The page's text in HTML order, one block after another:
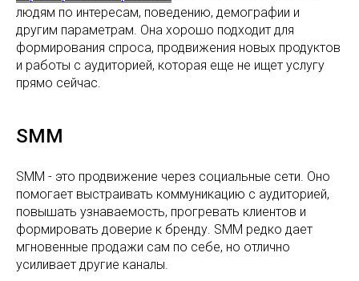
людям по интересам, поведению, демографии и
другим параметрам. Она хорошо подходит для
формирования спроса, продвижения новых продуктов
и работы с аудиторией, которая еще не ищет услугу
прямо сейчас.
SMM
SMM - это продвижение через социальные сети. Оно
помогает выстраивать коммуникацию с аудиторией,
повышать узнаваемость, прогревать клиентов и
формировать доверие к бренду. SMM редко дает
мгновенные продажи сам по себе, но отлично
усиливает другие каналы.